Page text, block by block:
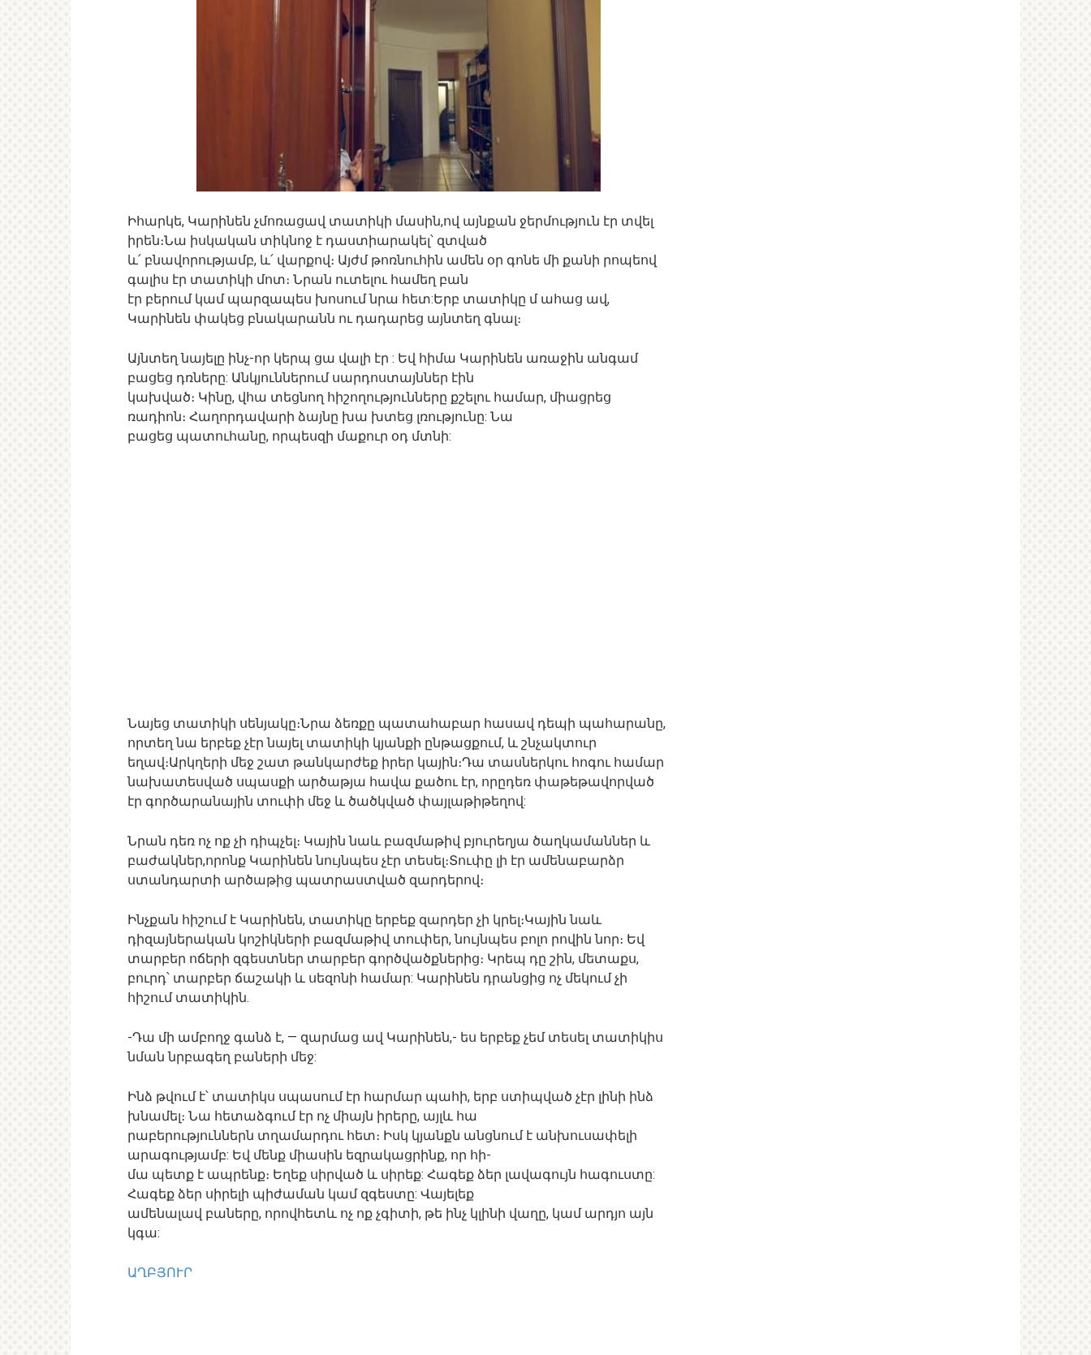
Իհարկե, Կարինեն չմոռացավ տատիկի մասին,ով այնքան ջերմություն էր տվել
իրեն։Նա իսկական տիկնոջ է դաստիարակել՝ զտված
և՛ բնավորությամբ, և՛ վարքով։ Այժմ թոռնուհին ամեն օր գոնե մի քանի րոպեով
գալիս էր տատիկի մոտ։ Նրան ուտելու համեղ բան
էր բերում կամ պարզապես խոսում նրա հետ:Երբ տատիկը մ ահաց ավ,
Կարինեն փակեց բնակարանն ու դադարեց այնտեղ գնալ։
Այնտեղ նայելը ինչ-որ կերպ ցա վալի էր : Եվ հիմա Կարինեն առաջին անգամ
բացեց դռները: Անկյուններում սարդոստայններ էին
կախված։ Կինը, վհա տեցնող հիշողությունները քշելու համար, միացրեց
ռադիոն։ Հաղորդավարի ձայնը խա խտեց լռությունը: Նա
բացեց պատուհանը, որպեսզի մաքուր օդ մտնի:
Նայեց տատիկի սենյակը։Նրա ձեռքը պատահաբար հասավ դեպի պահարանը,
որտեղ նա երբեք չէր նայել տատիկի կյանքի ընթացքում, և շնչակտուր
եղավ։Արկղերի մեջ շատ թանկարժեք իրեր կային։Դա տասներկու հոգու համար
նախատեսված սպասքի արծաթյա հավա քածու էր, որըդեռ փաթեթավորված
էր գործարանային տուփի մեջ և ծածկված փայլաթիթեղով:
Նրան դեռ ոչ ոք չի դիպչել։ Կային նաև բազմաթիվ բյուրեղյա ծաղկամաններ և
բաժակներ,որոնք Կարինեն նույնպես չէր տեսել։Տուփը լի էր ամենաբարձր
ստանդարտի արծաթից պատրաստված զարդերով։
Ինչքան հիշում է Կարինեն, տատիկը երբեք զարդեր չի կրել։Կային նաև
դիզայներական կոշիկների բազմաթիվ տուփեր, նույնպես բոլո րովին նոր։ Եվ
տարբեր ոճերի զգեստներ տարբեր գործվածքներից։ Կրեպ դը շին, մետաքս,
բուրդ՝ տարբեր ճաշակի և սեզոնի համար: Կարինեն դրանցից ոչ մեկում չի
հիշում տատիկին.
-Դա մի ամբողջ գանձ է, — զարմաց ավ Կարինեն,- ես երբեք չեմ տեսել տատիկիս
նման նրբագեղ բաների մեջ:
Ինձ թվում է՝ տատիկս սպասում էր հարմար պահի, երբ ստիպված չէր լինի ինձ
խնամել։ Նա հետաձգում էր ոչ միայն իրերը, այլև հա
րաբերություններն տղամարդու հետ։ Իսկ կյանքն անցնում է անխուսափելի
արագությամբ: Եվ մենք միասին եզրակացրինք, որ հի-
մա պետք է ապրենք։ Եղեք սիրված և սիրեք: Հագեք ձեր լավագույն հագուստը:
Հագեք ձեր սիրելի պիժաման կամ զգեստը: Վայելեք
ամենալավ բաները, որովհետև ոչ ոք չգիտի, թե ինչ կլինի վաղը, կամ արդյո այն
կգա:
ԱՂԲՅՈՒՐ